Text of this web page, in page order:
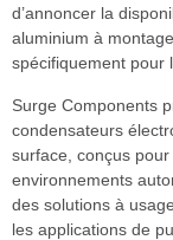
d’annoncer la
aluminium à
spécifiquement pour
Surge Components
condensateurs
surface, conçus
environnements
des solutions à
les applications de